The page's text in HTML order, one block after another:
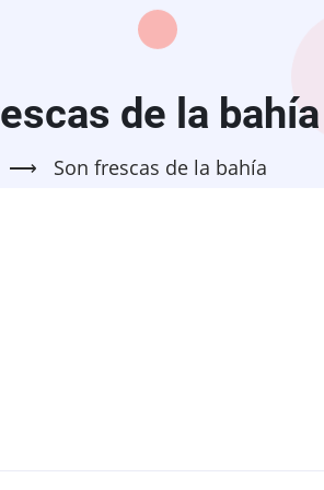
de la bahía
⟶ Son frescas de la bahía